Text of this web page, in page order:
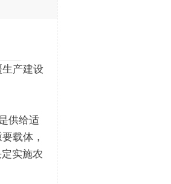
产建设
供给适
载体，
实施农